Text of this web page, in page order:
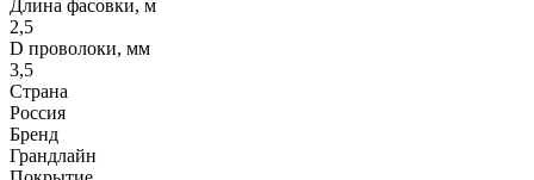
Длина фасовки, м
2,5
D проволоки, мм
3,5
Страна
Россия
Бренд
Грандлайн